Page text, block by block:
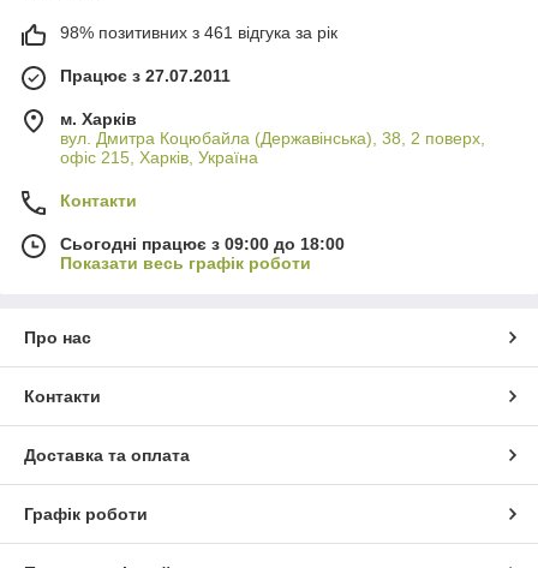
98% позитивних з 461 відгука за рік
Працює з 27.07.2011
м. Харків
вул. Дмитра Коцюбайла (Державінська), 38, 2 поверх,
офіс 215, Харків, Україна
Контакти
Сьогодні працює з 09:00 до 18:00
Показати весь графік роботи
Про нас
Контакти
Доставка та оплата
Графік роботи